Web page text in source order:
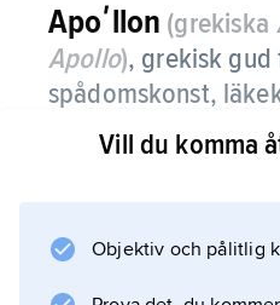
Apoʹllon (grekiska
Apollo), grekisk gud
spådomskonst,
diktning.
över grekerna, och i
Vill du komma
Objektiv och pålitlig